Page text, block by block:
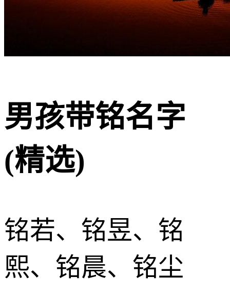
男孩带铭名字
(精选)
铭若、铭昱、铭
熙、铭晨、铭尘